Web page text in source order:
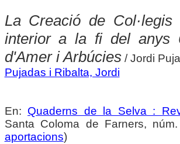
La Creació de
interior a la fi del anys
d'Amer i Arbúcies/ Jordi
Pujadas i Ribalta, Jordi
En: Quaderns de la Selva :
Santa Coloma de Farners,
aportacions)